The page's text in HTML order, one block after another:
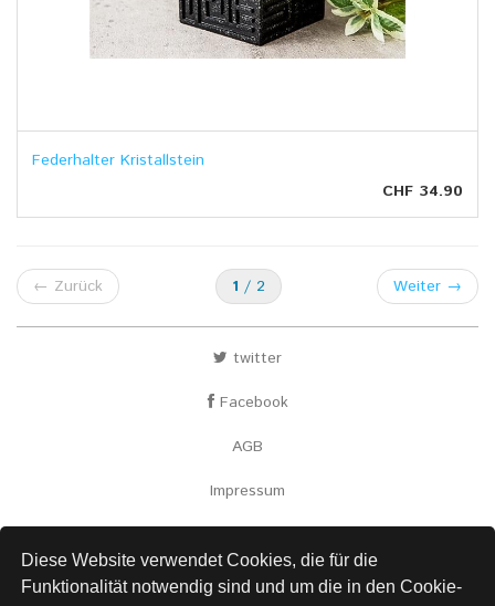
Diese Website verwendet Cookies, die für die
Funktionalität notwendig sind und um die in den Cookie-
Federhalter Kristallstein
CHF 34.90
← Zurück 1 / 2 Weiter →
twitter
Facebook
AGB
Impressum
Kontakt